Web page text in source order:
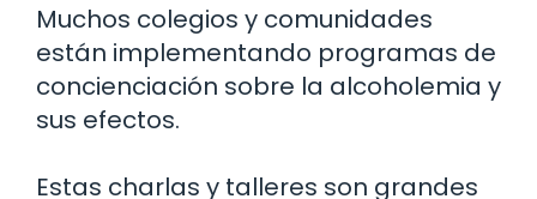
Muchos colegios y comunidades
están implementando programas de
concienciación sobre la alcoholemia y
sus efectos.
Estas charlas y talleres son grandes